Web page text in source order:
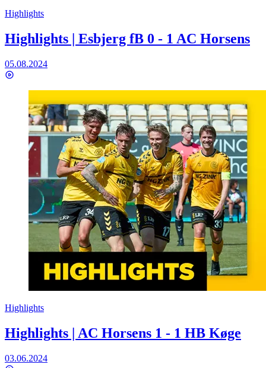
Highlights
Highlights | Esbjerg fB 0 - 1 AC Horsens
05.08.2024
Highlights
Highlights | AC Horsens 1 - 1 HB Køge
03.06.2024